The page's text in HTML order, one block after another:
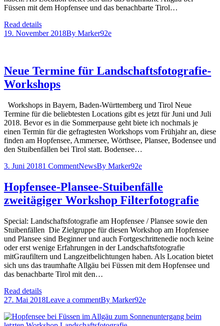
Füssen mit dem Hopfensee und das benachbarte Tirol…
Read details
19. November 2018By Marker92e
Neue Termine für Landschaftsfotografie-
Workshops
Workshops in Bayern, Baden-Württemberg und Tirol Neue
Termine für die beliebtesten Locations gibt es jetzt für Juni und Juli
2018. Bevor es in die Sommerpause geht biete ich nochmals je
einen Termin für die gefragtesten Workshops vom Frühjahr an, diese
finden am Hopfensee, Ammersee, Wörthsee, Plansee, Bodensee und
den Stuibenfällen bei Tirol statt. Bodensee…
3. Juni 20181 CommentNewsBy Marker92e
Hopfensee-Plansee-Stuibenfälle
zweitägiger Workshop Filterfotografie
Special: Landschaftsfotografie am Hopfensee / Plansee sowie den
Stuibenfällen Die Zielgruppe für diesen Workshop am Hopfensee
und Plansee sind Beginner und auch Fortgeschrittenedie noch keine
oder erst wenige Erfahrungen in der Landschaftsfotografie
mitGraufiltern und Langzeitbelichtungen haben. Als Location bietet
sich uns das traumhafte Allgäu bei Füssen mit dem Hopfensee und
das benachbarte Tirol mit den…
Read details
27. Mai 2018Leave a commentBy Marker92e